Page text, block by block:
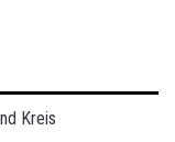
Kreis